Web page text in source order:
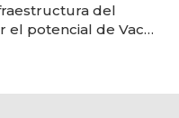
del
el potencial de Vaca